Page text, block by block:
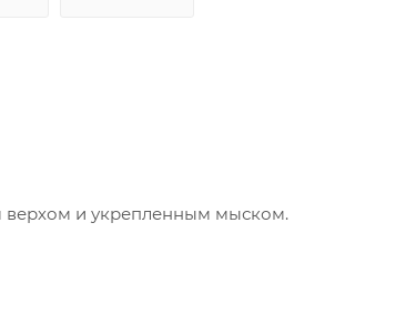
верхом и укрепленным мыском.